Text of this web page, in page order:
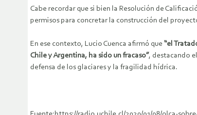
Cabe recordar que si bien la Resolución de
permisos para concretar la construcción del
En ese contexto, Lucio Cuenca afirmó que “el
Chile y Argentina, ha sido un fracaso”, destacando
defensa de los glaciares y la fragilidad hídrica.